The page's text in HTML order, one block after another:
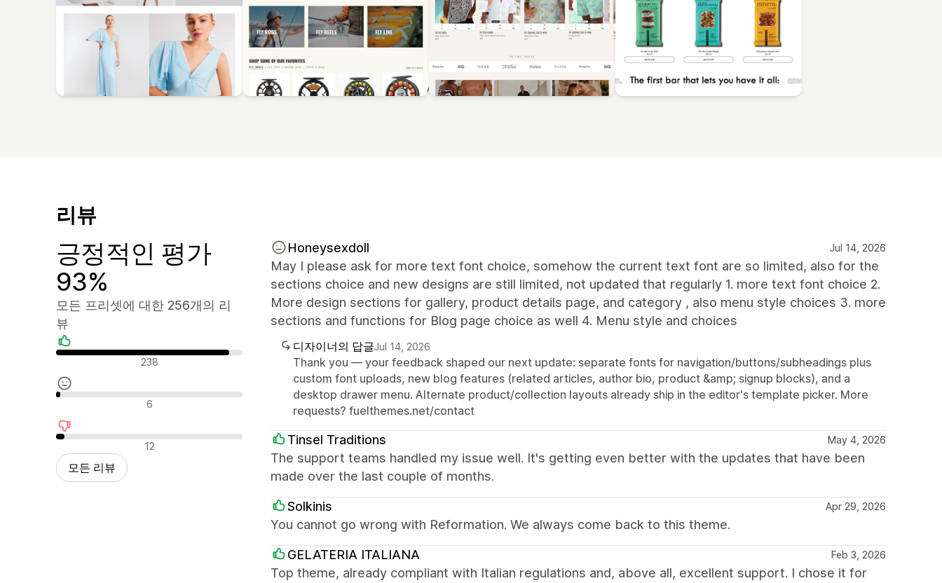
리뷰
긍정적인 평가
93%
모든 프리셋에 대한 256개의 리
뷰
긍정적인 리뷰 238
중립적인 리뷰 6
부정적인 리뷰 12
모든 리뷰
Honeysexdoll Jul 14, 2026
May I please ask for more text font choice, somehow the current text font are so limited, also for the
sections choice and new designs are still limited, not updated that regularly 1. more text font choice 2.
More design sections for gallery, product details page, and category , also menu style choices 3. more
sections and functions for Blog page choice as well 4. Menu style and choices
디자이너의 답글Jul 14, 2026
Thank you — your feedback shaped our next update: separate fonts for navigation/buttons/subheadings plus
custom font uploads, new blog features (related articles, author bio, product &amp; signup blocks), and a
desktop drawer menu. Alternate product/collection layouts already ship in the editor's template picker. More
requests? fuelthemes.net/contact
Tinsel Traditions May 4, 2026
The support teams handled my issue well. It's getting even better with the updates that have been
made over the last couple of months.
Solkinis Apr 29, 2026
You cannot go wrong with Reformation. We always come back to this theme.
GELATERIA ITALIANA Feb 3, 2026
Top theme, already compliant with Italian regulations and, above all, excellent support. I chose it for